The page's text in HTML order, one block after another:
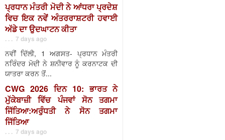
ਪ੍ਰਧਾਨ ਮੰਤਰੀ ਮੋਦੀ ਨੇ ਆਂਧਰਾ ਪ੍ਰਦੇਸ਼
ਵਿਚ ਇਕ ਨਵੇਂ ਅੰਤਰਰਾਸ਼ਟਰੀ ਹਵਾਈ
ਅੱਡੇ ਦਾ ਉਦਘਾਟਨ ਕੀਤਾ
. . . 7 days ago
ਨਵੀਂ ਦਿੱਲੀ, 1 ਅਗਸਤ- ਪ੍ਰਧਾਨ ਮੰਤਰੀ
ਨਰਿੰਦਰ ਮੋਦੀ ਨੇ ਸ਼ਨੀਵਾਰ ਨੂੰ ਕਰਨਾਟਕ ਦੀ
ਯਾਤਰਾ ਕਰਨ ਤੋਂ...
CWG 2026 ਦਿਨ 10: ਭਾਰਤ ਨੇ
ਮੁੱਕੇਬਾਜ਼ੀ ਵਿੱਚ ਪੰਜਵਾਂ ਸੋਨ ਤਗਮਾ
ਜਿੱਤਿਆ:ਅਰੁੰਧਤੀ ਨੇ ਸੋਨ ਤਗਮਾ
ਜਿੱਤਿਆ
. . . 7 days ago